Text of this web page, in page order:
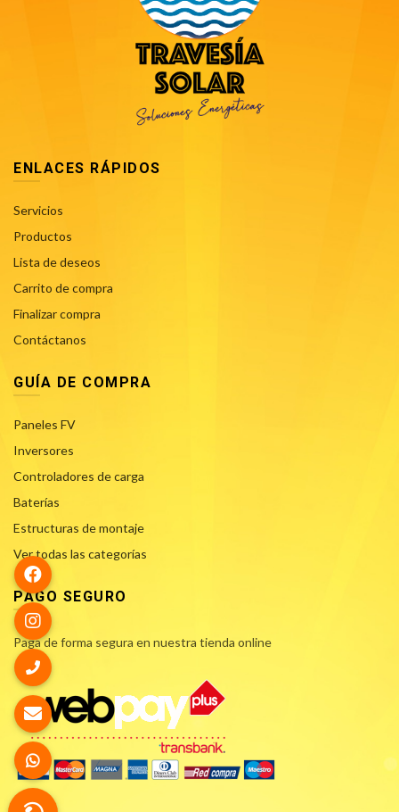
ENLACES RÁPIDOS
Servicios
Productos
Lista de deseos
Carrito de compra
Finalizar compra
Contáctanos
GUÍA DE COMPRA
Paneles FV
Inversores
Controladores de carga
Baterías
Estructuras de montaje
Ver todas las categorías
PAGO SEGURO
Paga de forma segura en nuestra tienda online